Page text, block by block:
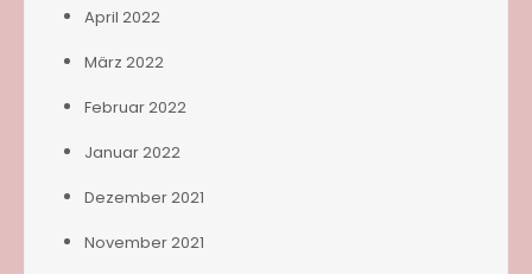
April 2022
März 2022
Februar 2022
Januar 2022
Dezember 2021
November 2021